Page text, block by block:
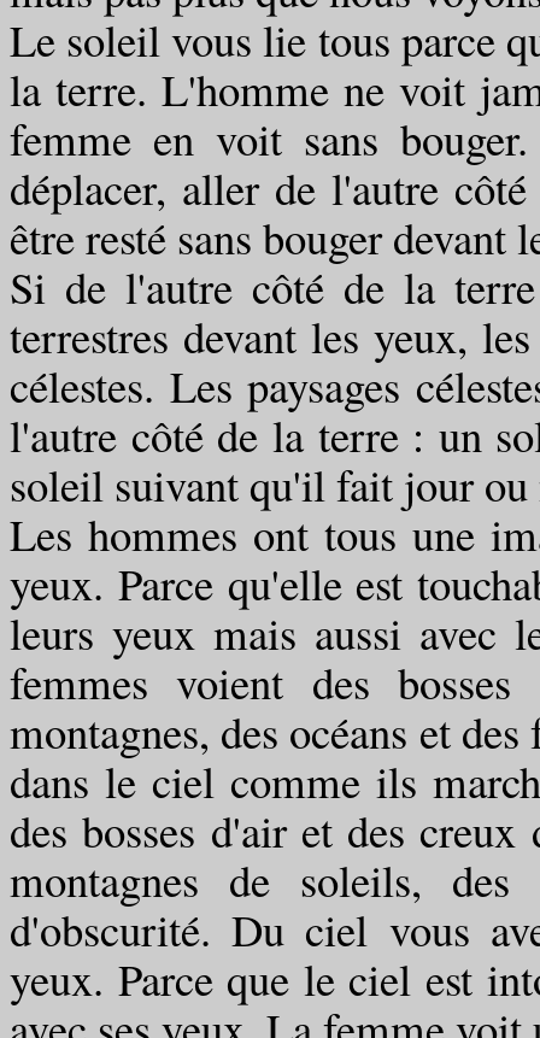
Le soleil vous lie tous parce
la terre. L'homme ne voit
femme en voit sans
déplacer, aller de l'autre
être resté sans bouger devant
Si de l'autre côté de la
terrestres devant les yeux,
célestes. Les paysages
l'autre côté de la terre : un
soleil suivant qu'il fait jour
Les hommes ont tous une
yeux. Parce qu'elle est
leurs yeux mais aussi avec
femmes voient des
montagnes, des océans et
dans le ciel comme ils
des bosses d'air et des creux
montagnes de soleils,
d'obscurité. Du ciel vous
yeux. Parce que le ciel est